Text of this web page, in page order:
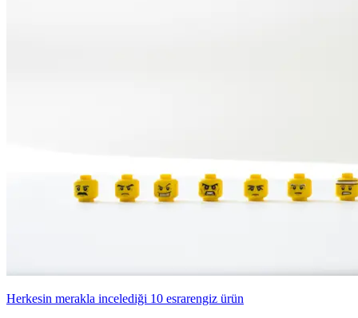
Herkesin merakla incelediği 10 esrarengiz ürün